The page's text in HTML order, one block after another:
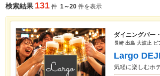
検索結果 131 件 1～20 件を表示
ダイニングバー
長崎 出島 大波止 ビ
Largo
気軽に楽しむホ